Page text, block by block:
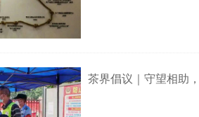
茶界倡议｜守望相助